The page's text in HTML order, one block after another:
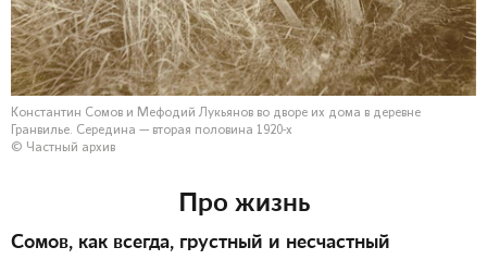
Константин Сомов и Мефодий Лукьянов во дворе их дома в деревне
Гранвилье. Середина — вторая половина 1920-х
© Частный архив
Про жизнь
Сомов, как всегда, грустный и несчастный